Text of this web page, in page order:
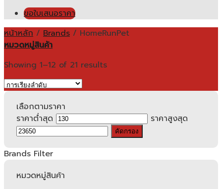
ขอใบเสนอราคา
หน้าหลัก / Brands / HomeRunPet
หมวดหมู่สินค้า
Showing 1–12 of 21 results
เลือกตามราคา
ราคาต่ำสุด
ราคาสูงสุด
คัดกรอง
Brands Filter
หมวดหมู่สินค้า